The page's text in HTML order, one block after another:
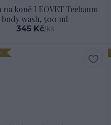
na koně LEOVET Teebaum
body wash, 500 ml
345 Kč/ks